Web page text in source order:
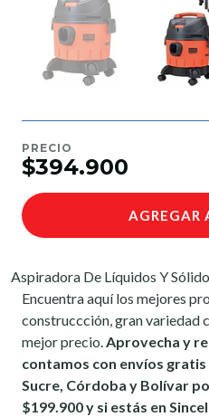
PRECIO
$394.900
AGREGAR
Aspiradora De Líquidos Y
Encuentra aquí los mejores
construccción, gran variedad
mejor precio.Aprovecha y
contamos con envíos
Sucre, Córdoba y Bolívar
$199.900 y si estás en